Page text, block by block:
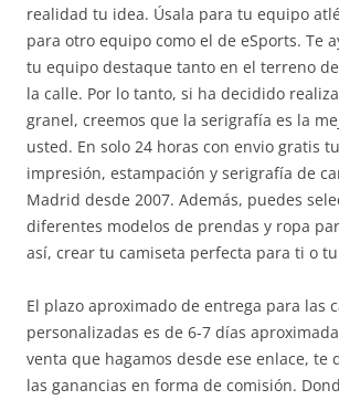
realidad tu idea. Úsala para tu equipo
para otro equipo como el de eSports. Te
tu equipo destaque tanto en el terreno
la calle. Por lo tanto, si ha decidido
granel, creemos que la serigrafía es la
usted. En solo 24 horas con envio gratis
impresión, estampación y serigrafía de
Madrid desde 2007. Además, puedes
diferentes modelos de prendas y ropa
así, crear tu camiseta perfecta para ti o
El plazo aproximado de entrega para las
personalizadas es de 6-7 días
venta que hagamos desde ese enlace, te
las ganancias en forma de comisión.